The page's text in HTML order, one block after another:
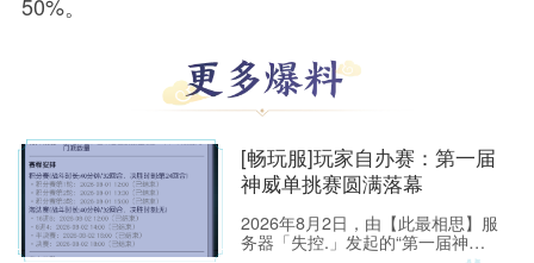
[畅玩服]玩家自办赛：第一届
神威单挑赛圆满落幕
2026年8月2日，由【此最相思】服
务器「失控.」发起的“第一届神威